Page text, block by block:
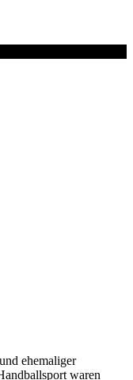
ehemaliger
waren